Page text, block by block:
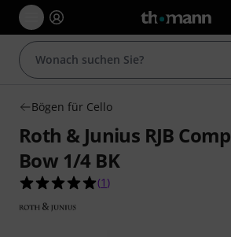
Bögen für Cello
Roth & Junius RJB
Bow 1/4 BK
5.0 von 5 Sternen aus 1
(1 )